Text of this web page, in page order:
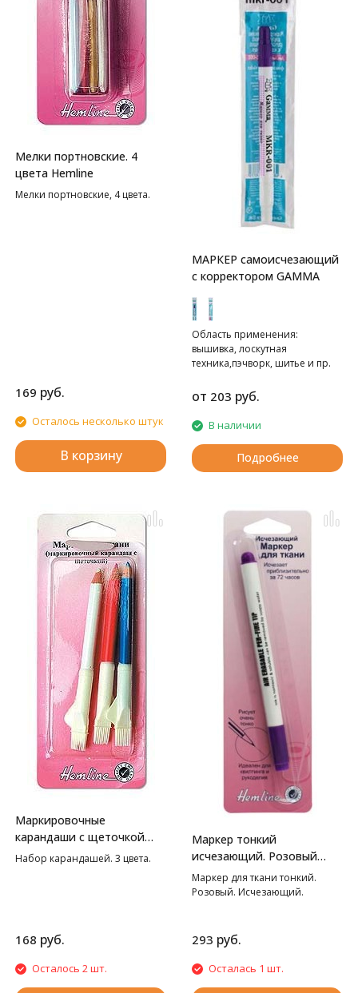
Мелки портновские. 4
цвета Hemline
Мелки портновские, 4 цвета.
169 руб.
Осталось несколько штук
В корзину
МАРКЕР самоисчезающий
с корректором GAMMA
Область применения:
вышивка, лоскутная
техника,пэчворк, шитье и пр.
от 203 руб.
В наличии
Подробнее
Маркировочные
карандаши с щеточкой
Hemline
Набор карандашей. 3 цвета.
168 руб.
Осталось 2 шт.
Маркер тонкий
исчезающий. Розовый
Hemline
Маркер для ткани тонкий.
Розовый. Исчезающий.
293 руб.
Осталась 1 шт.